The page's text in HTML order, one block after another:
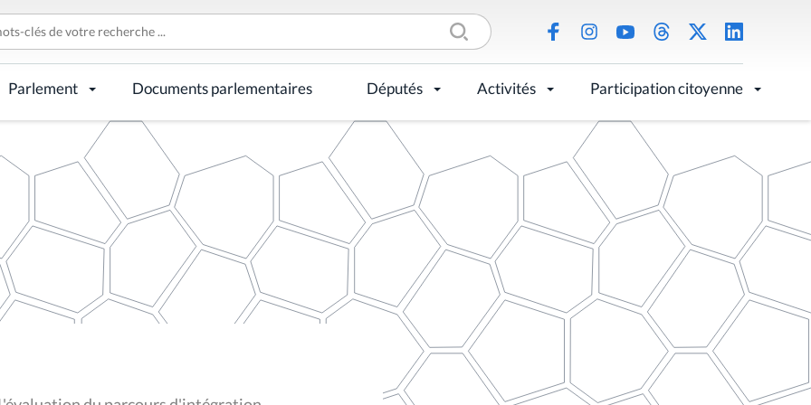
Parlement Documents parlementaires Députés Activités Participation citoyenne